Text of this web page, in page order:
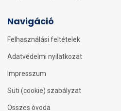
Navigáció
Felhasználási feltételek
Adatvédelmi nyilatkozat
Impresszum
Süti (cookie) szabályzat
Összes óvoda